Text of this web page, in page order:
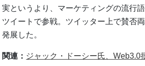
実というより、マーケティングの流行
ツイートで参戦。ツイッター上で賛否
発展した。
関連： ジャック・ドーシー氏、Web3.0